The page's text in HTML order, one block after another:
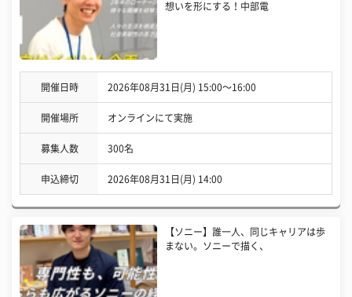
想いを形にする！中部電
開催日時 2026年08月31日(月) 15:00〜16:00
開催場所 オンラインにて実施
募集人数 300名
申込締切 2026年08月31日(月) 14:00
【ソニー】誰一人、同じキャリアは歩
まない。ソニーで描く、